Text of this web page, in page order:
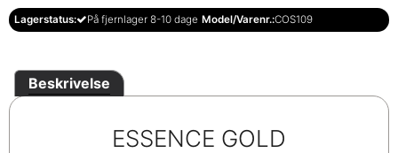
Lagerstatus: På fjernlager 8-10 dage Model/Varenr.:COS109
Beskrivelse
ESSENCE GOLD